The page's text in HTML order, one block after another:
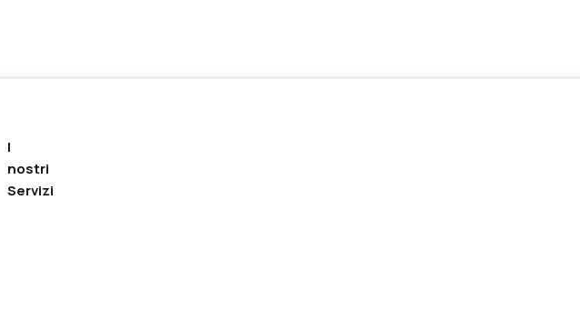
I
nostri
Servizi